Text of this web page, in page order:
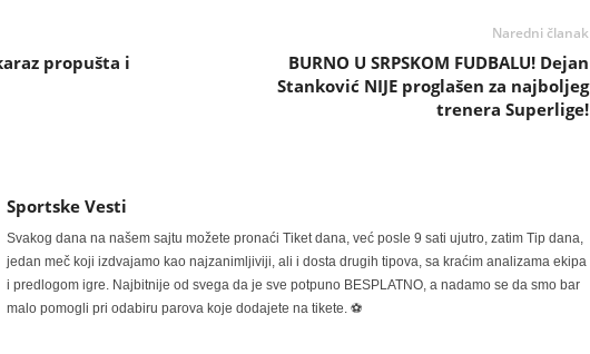
propušta i
Naredni članak
BURNO U SRPSKOM FUDBALU! Dejan
Stanković NIJE proglašen za najboljeg
trenera Superlige!
Sportske Vesti
Svakog dana na našem sajtu možete pronaći Tiket dana, već posle 9 sati ujutro, zatim Tip dana,
jedan meč koji izdvajamo kao najzanimljiviji, ali i dosta drugih tipova, sa kraćim analizama ekipa
i predlogom igre. Najbitnije od svega da je sve potpuno BESPLATNO, a nadamo se da smo bar
malo pomogli pri odabiru parova koje dodajete na tikete. ⚽